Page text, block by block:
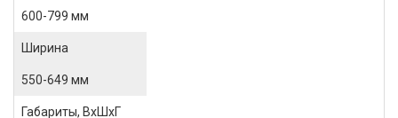
600-799 мм
Ширина
550-649 мм
Габариты, ВхШхГ